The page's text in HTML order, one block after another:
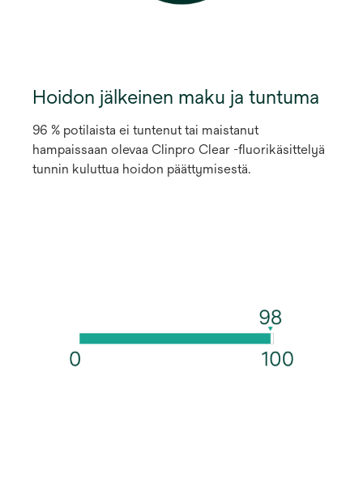
Hoidon jälkeinen maku ja tuntuma
96 % potilaista ei tuntenut tai maistanut
hampaissaan olevaa Clinpro Clear -fluorikäsittelyä
tunnin kuluttua hoidon päättymisestä.